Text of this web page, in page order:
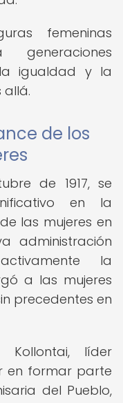
femeninas
igualdad y la
allá.
de los
de 1917, se
en la
las mujeres en
administración
la
a las mujeres
precedentes en
Kollontai, líder
en formar parte
del Pueblo,